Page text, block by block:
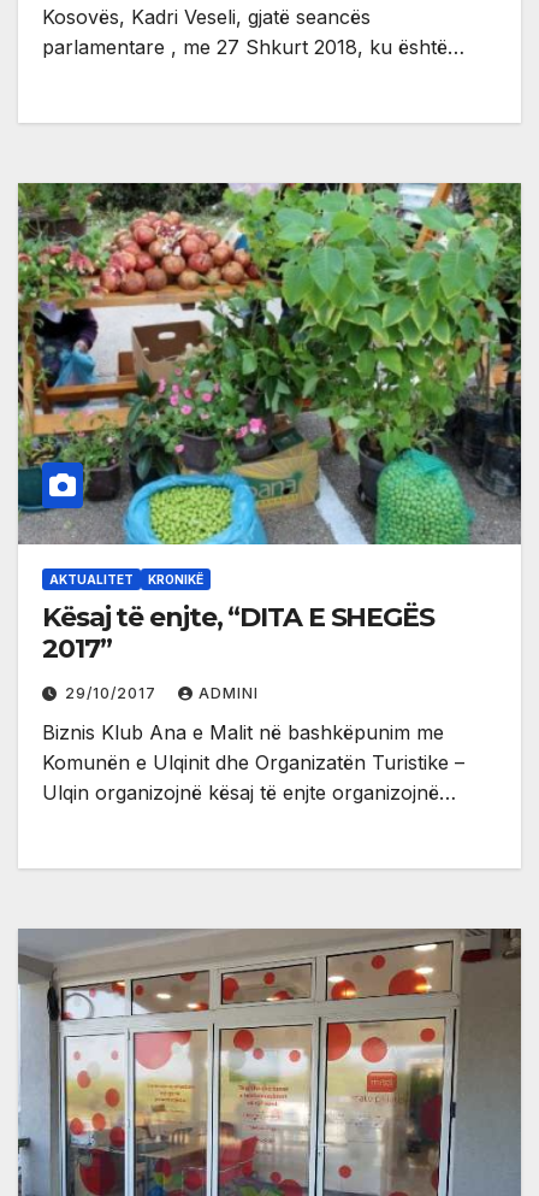
Kosovës, Kadri Veseli, gjatë seancës
parlamentare , me 27 Shkurt 2018, ku është…
AKTUALITET KRONIKË
Kësaj të enjte, “DITA E SHEGËS
2017”
29/10/2017 ADMINI
Biznis Klub Ana e Malit në bashkëpunim me
Komunën e Ulqinit dhe Organizatën Turistike –
Ulqin organizojnë kësaj të enjte organizojnë…